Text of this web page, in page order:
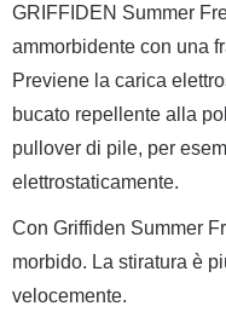
GRIFFIDEN Summer
ammorbidente con una
Previene la carica
bucato repellente alla
pullover di pile, per
elettrostaticamente.
Con Griffiden Summer
morbido. La stiratura è
velocemente.